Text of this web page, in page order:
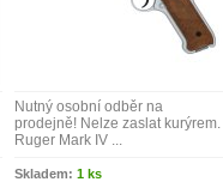
Nutný osobní odběr na
prodejně! Nelze zaslat kurýrem.
Ruger Mark IV ...
Skladem: 1 ks